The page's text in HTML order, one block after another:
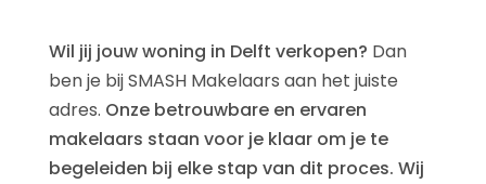
Wil jij jouw woning in Delft verkopen? Dan
ben je bij SMASH Makelaars aan het juiste
adres. Onze betrouwbare en ervaren
makelaars staan voor je klaar om je te
begeleiden bij elke stap van dit proces. Wij